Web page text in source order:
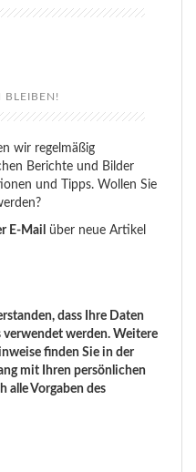
BLEIBEN!
wir regelmäßig
Berichte und Bilder
und Tipps. Wollen Sie
E-Mail
über neue Artikel
dass Ihre Daten
verwendet werden. Weitere
finden Sie in der
mit Ihren persönlichen
alle Vorgaben des